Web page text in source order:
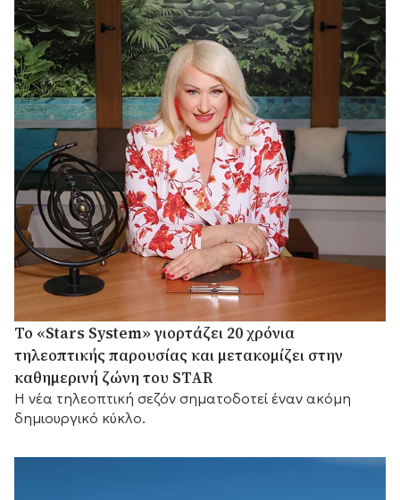
Το «Stars System» γιορτάζει 20 χρόνια
τηλεοπτικής παρουσίας και μετακομίζει στην
καθημερινή ζώνη του STAR
Η νέα τηλεοπτική σεζόν σηματοδοτεί έναν ακόμη
δημιουργικό κύκλο.